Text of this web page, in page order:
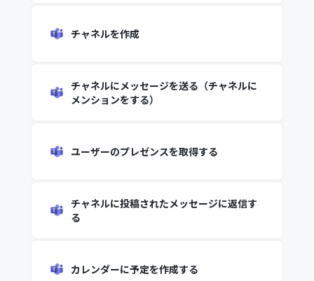
チャネルを作成
チャネルにメッセージを送る（チャネルに
メンションをする）
ユーザーのプレゼンスを取得する
チャネルに投稿されたメッセージに返信す
る
カレンダーに予定を作成する